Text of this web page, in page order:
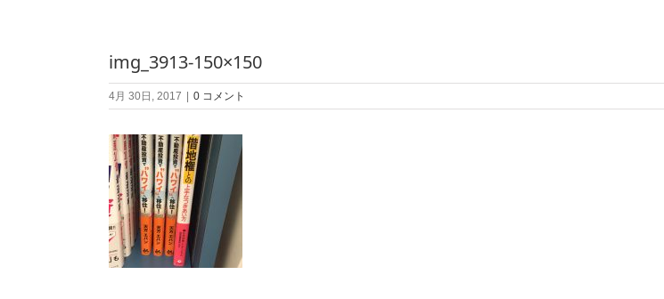
img_3913-150×150
4月 30日, 2017 0 コメント